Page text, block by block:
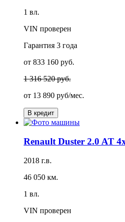
1 вл.
VIN проверен
Гарантия 3 года
от 833 160 руб.
1 316 520 руб.
от 13 890 руб/мес.
В кредит
Renault Duster 2.0 AT
2018 г.в.
46 050 км.
1 вл.
VIN проверен